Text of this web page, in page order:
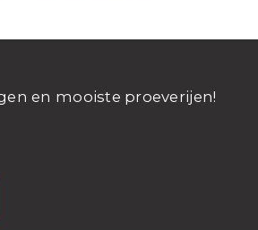
en mooiste proeverijen!